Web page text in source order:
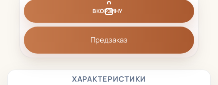
ХАРАКТЕРИСТИКИ
В КОРЗИНУ
Предзаказ